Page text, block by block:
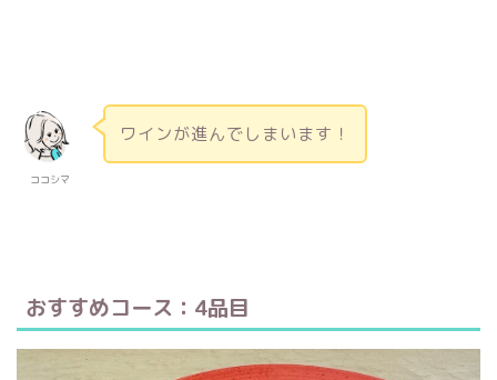
ココシマ
ワインが進んでしまいます！
おすすめコース：4品目